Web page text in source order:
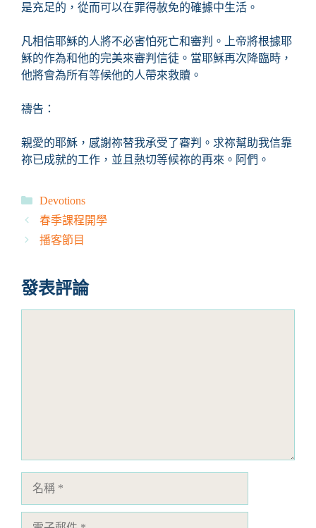
是充足的，從而可以在罪得赦免的確據中生活。
凡相信耶穌的人將不必害怕死亡和審判。上帝將根據耶
穌的作為和他的完美來審判信徒。當耶穌再次降臨時，
他將會為所有等候他的人帶來救贖。
禱告：
親愛的耶穌，感謝祢替我承受了審判。求祢幫助我信靠
祢已成就的工作，並且熱切等候祢的再來。阿們。
分
類
Devotions
春季課程開學
播客節目
發表評論